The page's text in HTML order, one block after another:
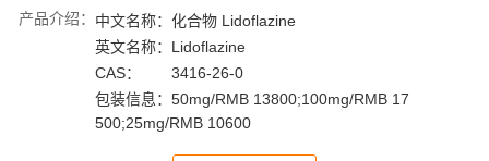
产品介绍： 中文名称： 化合物 Lidoflazine
英文名称： Lidoflazine
CAS：
3416-26-0
包装信息： 50mg/RMB 13800;100mg/RMB 17
500;25mg/RMB 10600